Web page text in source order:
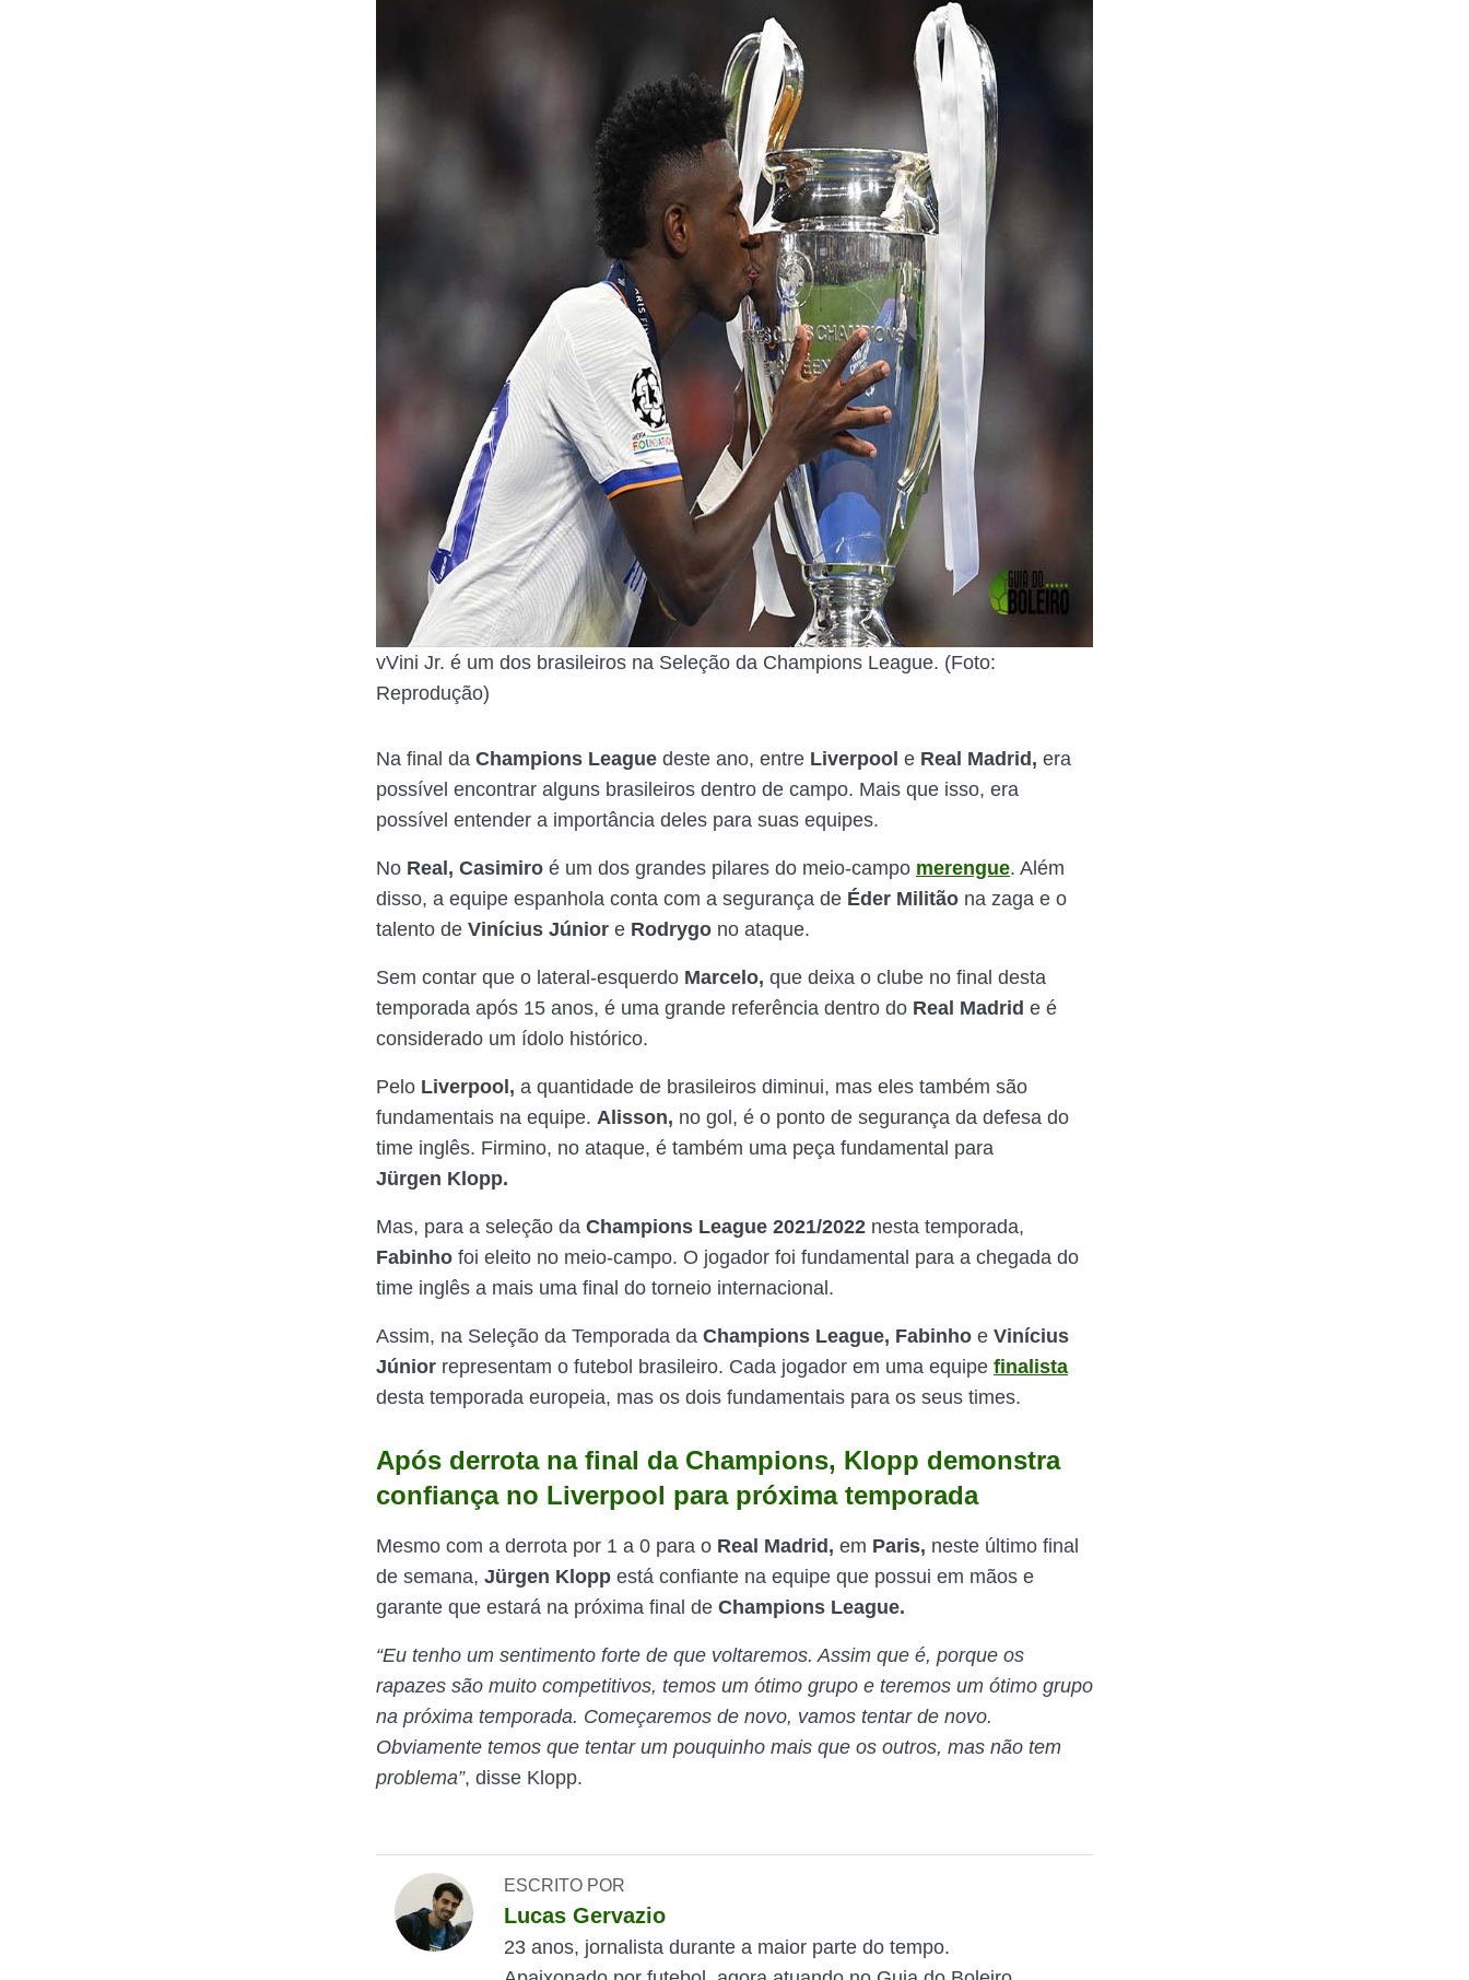
vVini Jr. é um dos brasileiros na Seleção da Champions League. (Foto:
Reprodução)
Na final da Champions League deste ano, entre Liverpool e Real Madrid, era
possível encontrar alguns brasileiros dentro de campo. Mais que isso, era
possível entender a importância deles para suas equipes.
No Real, Casimiro é um dos grandes pilares do meio-campo merengue. Além
disso, a equipe espanhola conta com a segurança de Éder Militão na zaga e o
talento de Vinícius Júnior e Rodrygo no ataque.
Sem contar que o lateral-esquerdo Marcelo, que deixa o clube no final desta
temporada após 15 anos, é uma grande referência dentro do Real Madrid e é
considerado um ídolo histórico.
Pelo Liverpool, a quantidade de brasileiros diminui, mas eles também são
fundamentais na equipe. Alisson, no gol, é o ponto de segurança da defesa do
time inglês. Firmino, no ataque, é também uma peça fundamental para
Jürgen Klopp.
Mas, para a seleção da Champions League 2021/2022 nesta temporada,
Fabinho foi eleito no meio-campo. O jogador foi fundamental para a chegada do
time inglês a mais uma final do torneio internacional.
Assim, na Seleção da Temporada da Champions League, Fabinho e Vinícius
Júnior representam o futebol brasileiro. Cada jogador em uma equipe finalista
desta temporada europeia, mas os dois fundamentais para os seus times.
Após derrota na final da Champions, Klopp demonstra
confiança no Liverpool para próxima temporada
Mesmo com a derrota por 1 a 0 para o Real Madrid, em Paris, neste último final
de semana, Jürgen Klopp está confiante na equipe que possui em mãos e
garante que estará na próxima final de Champions League.
“Eu tenho um sentimento forte de que voltaremos. Assim que é, porque os
rapazes são muito competitivos, temos um ótimo grupo e teremos um ótimo grupo
na próxima temporada. Começaremos de novo, vamos tentar de novo.
Obviamente temos que tentar um pouquinho mais que os outros, mas não tem
problema”, disse Klopp.
ESCRITO POR
Lucas Gervazio
23 anos, jornalista durante a maior parte do tempo.